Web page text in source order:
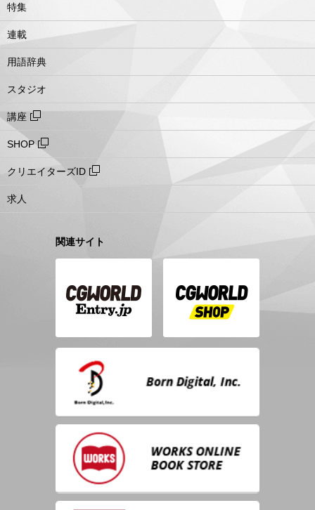
特集
連載
用語辞典
スタジオ
講座
SHOP
クリエイターズID
求人
関連サイト